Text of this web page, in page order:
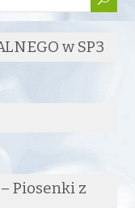
w SP3
Piosenki z